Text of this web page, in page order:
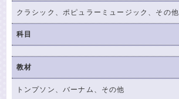
クラシック、ポピュラーミュージック、その他
科目
教材
トンプソン、バーナム、その他